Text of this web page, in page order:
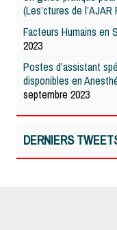
(Les’ctures de l’AJAR
Facteurs Humains en
2023
Postes d’assistant
disponibles en
septembre 2023
DERNIERS